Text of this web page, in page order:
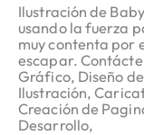
Ilustración de
usando la fuerza
muy contenta por
escapar.
Gráfico, Diseño
Ilustración,
Creación de
Desarrollo,